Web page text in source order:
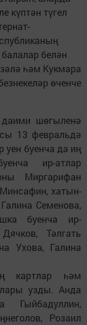
күптән түгел
белән
һәм Кукмара
өченче
шөгыленә
13 февральдә
уен буенча да иң
ир-атлар
Миргарифан
хатын-
Семенова,
буенча ир-
Тәлгать
Ухова, Галина
картлар һәм
узды. Анда
Гыйбадуллин,
Розаил